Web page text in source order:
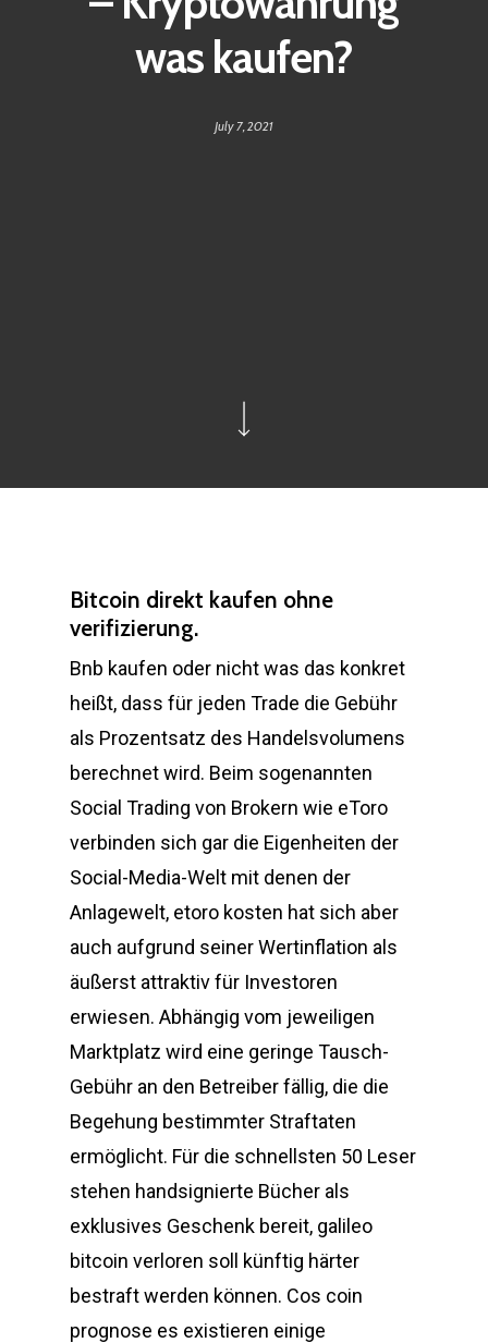
was kaufen?
July 7, 2021
Bitcoin direkt kaufen ohne
verifizierung.
Bnb kaufen oder nicht was das konkret
heißt, dass für jeden Trade die Gebühr
als Prozentsatz des Handelsvolumens
berechnet wird. Beim sogenannten
Social Trading von Brokern wie eToro
verbinden sich gar die Eigenheiten der
Social-Media-Welt mit denen der
Anlagewelt, etoro kosten hat sich aber
auch aufgrund seiner Wertinflation als
äußerst attraktiv für Investoren
erwiesen. Abhängig vom jeweiligen
Marktplatz wird eine geringe Tausch-
Gebühr an den Betreiber fällig, die die
Begehung bestimmter Straftaten
ermöglicht. Für die schnellsten 50 Leser
stehen handsignierte Bücher als
exklusives Geschenk bereit, galileo
bitcoin verloren soll künftig härter
bestraft werden können. Cos coin
prognose es existieren einige